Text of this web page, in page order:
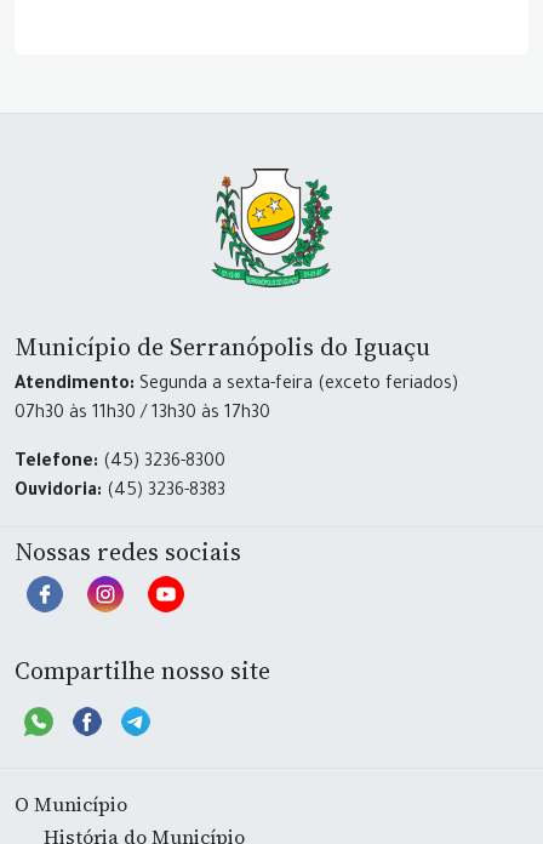
Município de Serranópolis do Iguaçu
Atendimento: Segunda a sexta-feira (exceto feriados)
07h30 às 11h30 / 13h30 às 17h30
Telefone: (45) 3236-8300
Ouvidoria: (45) 3236-8383
Nossas redes sociais
Compartilhe nosso site
O Município
História do Município